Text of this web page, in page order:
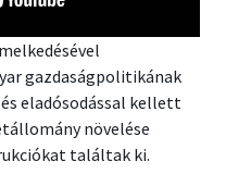
gazdaságpolitikának
eladósodással kellett
növelése
találtak ki.